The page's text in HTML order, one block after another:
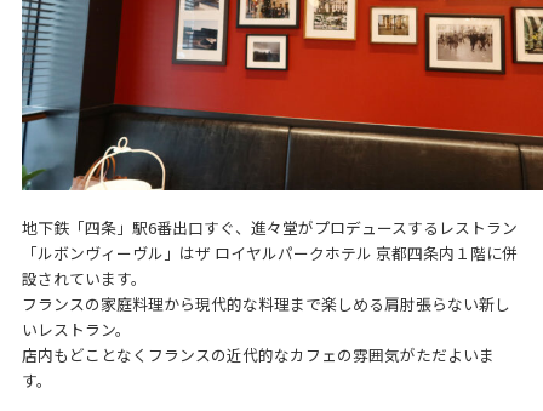
地下鉄「四条」駅6番出口すぐ、進々堂がプロデュースするレストラン
「ルボンヴィーヴル」はザ ロイヤルパークホテル 京都四条内１階に併
設されています。
フランスの家庭料理から現代的な料理まで楽しめる肩肘張らない新し
いレストラン。
店内もどことなくフランスの近代的なカフェの雰囲気がただよいま
す。